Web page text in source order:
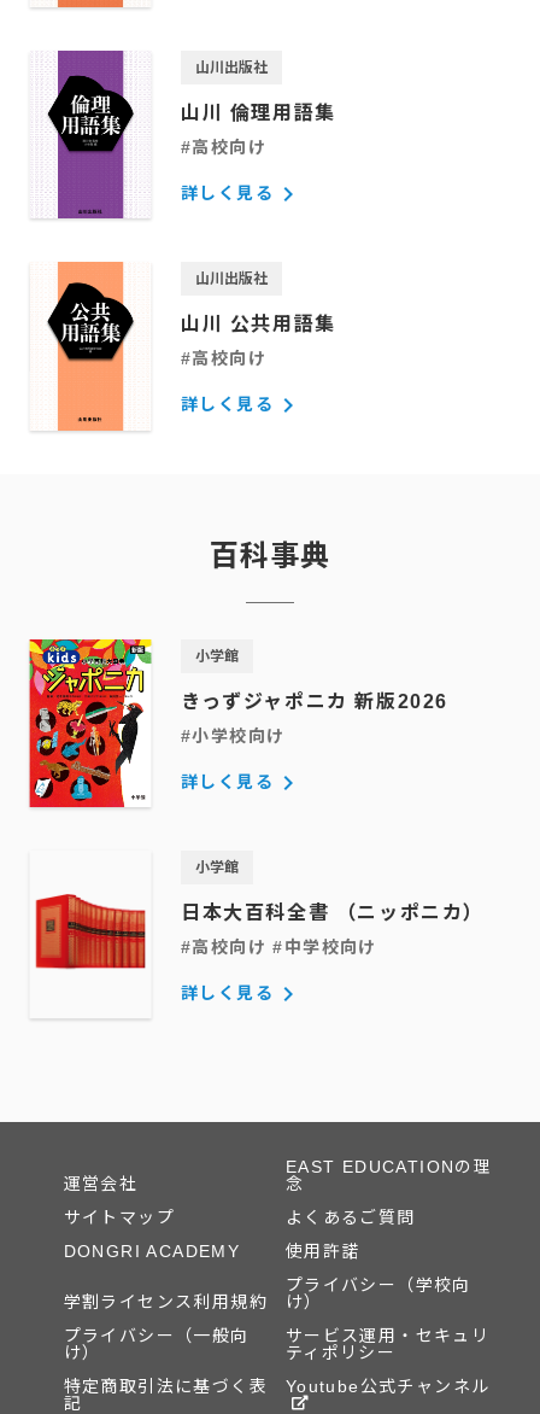
山川出版社
山川 倫理用語集
#高校向け
詳しく見る keyboard_arrow_right
山川出版社
山川 公共用語集
#高校向け
詳しく見る keyboard_arrow_right
百科事典
小学館
きっずジャポニカ 新版2026
#小学校向け
詳しく見る keyboard_arrow_right
小学館
日本大百科全書 （ニッポニカ）
#高校向け #中学校向け
詳しく見る keyboard_arrow_right
運営会社
EAST EDUCATIONの理
念
サイトマップ
よくあるご質問
DONGRI ACADEMY
使用許諾
学割ライセンス利用規約
プライバシー（学校向
け）
プライバシー（一般向
け）
サービス運用・セキュリ
ティポリシー
特定商取引法に基づく表
記
Youtube公式チャンネル